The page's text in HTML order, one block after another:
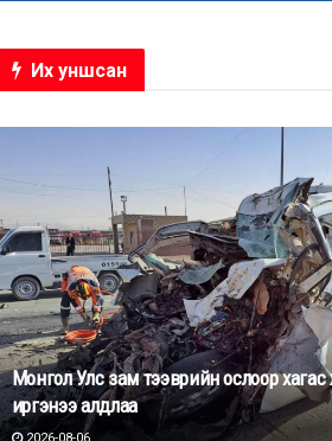
Их уншсан
Монгол Улс зам тээврийн ослоор
иргэнээ алдлаа